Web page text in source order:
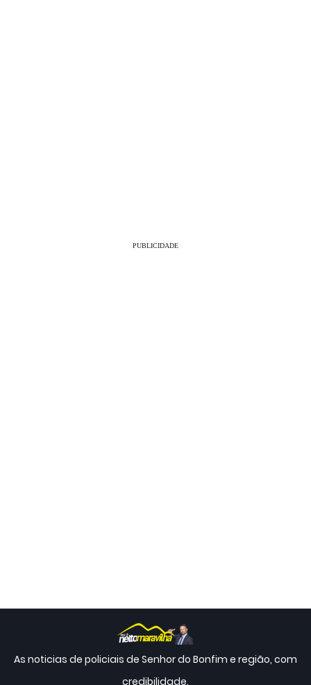
PUBLICIDADE
As noticias de policiais de Senhor do Bonfim e região, com
credibilidade.